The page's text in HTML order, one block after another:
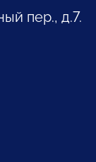
пер., д.7.